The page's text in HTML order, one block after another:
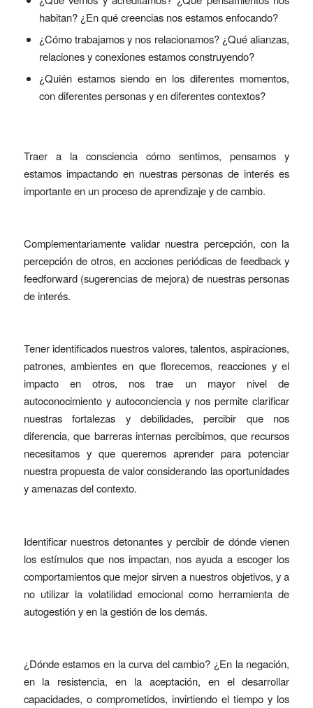
habitan? ¿En qué creencias nos estamos enfocando?
¿Cómo trabajamos y nos relacionamos? ¿Qué alianzas,
relaciones y conexiones estamos construyendo?
¿Quién estamos siendo en los diferentes momentos,
con diferentes personas y en diferentes contextos?
Traer a la consciencia cómo sentimos, pensamos y
estamos impactando en nuestras personas de interés es
importante en un proceso de aprendizaje y de cambio.
Complementariamente validar nuestra percepción, con la
percepción de otros, en acciones periódicas de feedback y
feedforward (sugerencias de mejora) de nuestras personas
de interés.
Tener identificados nuestros valores, talentos, aspiraciones,
patrones, ambientes en que florecemos, reacciones y el
impacto en otros, nos trae un mayor nivel de
autoconocimiento y autoconciencia y nos permite clarificar
nuestras fortalezas y debilidades, percibir que nos
diferencia, que barreras internas percibimos, que recursos
necesitamos y que queremos aprender para potenciar
nuestra propuesta de valor considerando las oportunidades
y amenazas del contexto.
Identificar nuestros detonantes y percibir de dónde vienen
los estímulos que nos impactan, nos ayuda a escoger los
comportamientos que mejor sirven a nuestros objetivos, y a
no utilizar la volatilidad emocional como herramienta de
autogestión y en la gestión de los demás.
¿Dónde estamos en la curva del cambio? ¿En la negación,
en la resistencia, en la aceptación, en el desarrollar
capacidades, o comprometidos, invirtiendo el tiempo y los